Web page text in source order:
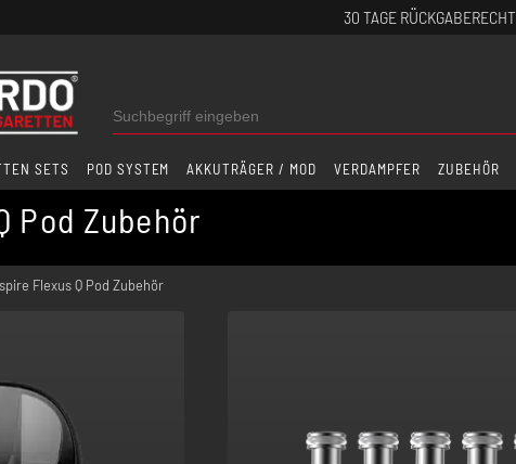
30 TAGE RÜCKGABERECHT
SETS POD SYSTEM AKKUTRÄGER / MOD VERDAMPFER ZUBEHÖR
Pod Zubehör
Flexus Q Pod Zubehör